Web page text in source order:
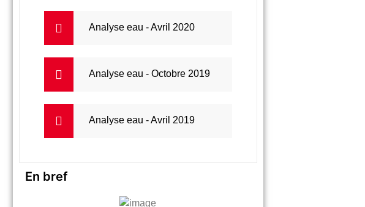
Analyse eau - Avril 2020
Analyse eau - Octobre 2019
Analyse eau - Avril 2019
En bref